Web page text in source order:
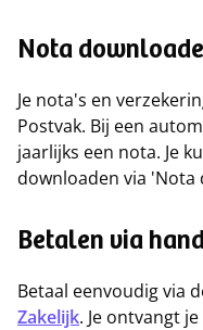
Nota
Je nota's en
Postvak. Bij een
jaarlijks een nota. Je
downloaden via 'Nota
Betalen via
Betaal eenvoudig via
Zakelijk. Je ontvangt